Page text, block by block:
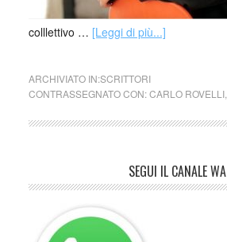
colllettivo … [Leggi di più...]
ARCHIVIATO IN:SCRITTORI
CONTRASSEGNATO CON:CARLO ROVELLI,
SEGUI IL CANALE WA